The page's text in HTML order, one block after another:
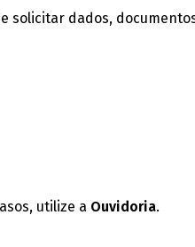
solicitar dados,
utilize a Ouvidoria.